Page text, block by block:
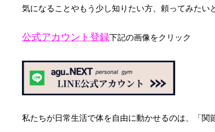
気になることやもう少し知りたい方、頼ってみたい
公式アカウント登録下記の画像をクリック
私たちが日常生活で体を自由に動かせるのは、「関